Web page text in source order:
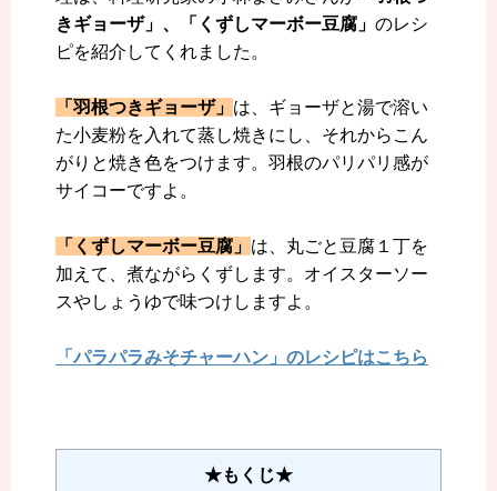
きギョーザ」、「くずしマーボー豆腐」 のレシ
ピを紹介してくれました。
「羽根つきギョーザ」 は、ギョーザと湯で溶い
た小麦粉を入れて蒸し焼きにし、それからこん
がりと焼き色をつけます。羽根のパリパリ感が
サイコーですよ。
「くずしマーボー豆腐」 は、丸ごと豆腐１丁を
加えて、煮ながらくずします。オイスターソー
スやしょうゆで味つけしますよ 。
「パラパラみそチャーハン」のレシピはこちら
★もくじ★